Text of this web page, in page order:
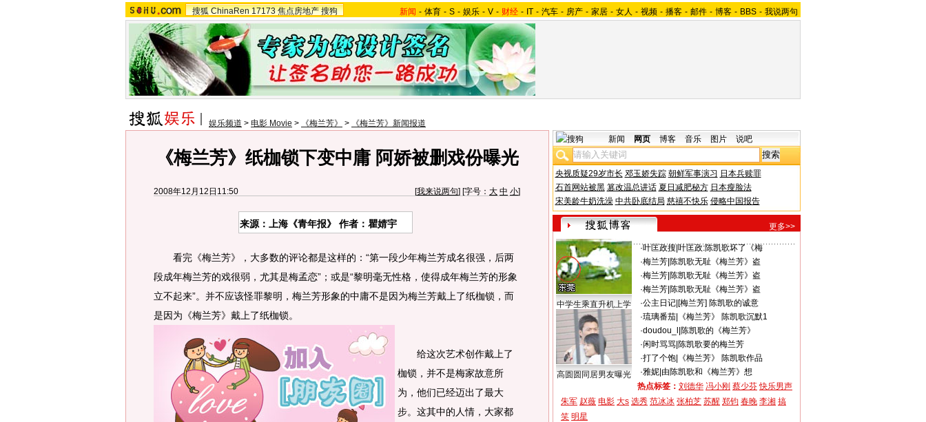
搜狐 ChinaRen 17173 焦点房地产 搜狗 新闻 - 体育 - S - 娱乐 - V - 财经 - IT - 汽车 - 房产 - 家居 - 女人 - 视频 - 播客 - 邮件 - 博客 - BBS - 我说两句
娱乐频道 > 电影 Movie > 《梅兰芳》 > 《梅兰芳》新闻报道
《梅兰芳》纸枷锁下变中庸 阿娇被删戏份曝光
2008年12月12日11:50 [我来说两句] [字号： 大 中 小]
来源：上海《青年报》 作者：瞿婧宇
看完《梅兰芳》，大多数的评论都是这样的：“第一段少年梅兰芳成名很强，后两
段成年梅兰芳的戏很弱，尤其是梅孟恋”；或是“黎明毫无性格，使得成年梅兰芳的形象
立不起来”。并不应该怪罪黎明，梅兰芳形象的中庸不是因为梅兰芳戴上了纸枷锁，而
是因为《梅兰芳》戴上了纸枷锁。
给这次艺术创作戴上了
枷锁，并不是梅家故意所
为，他们已经迈出了最大
步。这其中的人情，大家都
新闻 网页 博客 音乐 图片 说吧
央视质疑29岁市长 邓玉娇失踪 朝鲜军事演习 日本兵赎罪
石首网站被黑 篡改温总讲话 夏日减肥秘方 日本瘦脸法
宋美龄牛奶洗澡 中共卧底结局 慈禧不快乐 侵略中国报告
更多>>
中学生乘直升机上学
高圆圆同居男友曝光
·叶匡政搜 叶匡政:陈凯歌坏了《梅
·梅兰芳| 陈凯歌无耻《梅兰芳》盗
·梅兰芳| 陈凯歌无耻《梅兰芳》盗
·梅兰芳| 陈凯歌无耻《梅兰芳》盗
·公主日记| [梅兰芳] 陈凯歌的诚意
·琉璃番茄|
《梅兰芳》 陈凯歌沉默1
·doudou_l
陈凯歌的《梅兰芳》
·闲时骂骂| 陈凯歌要的梅兰芳
·打了个饱|
《梅兰芳》 陈凯歌作品
·雅妮| 由陈凯歌和《梅兰芳》想
热点标签： 刘德华 冯小刚 蔡少芬 快乐男声
朱军 赵薇 电影 大s 选秀 范冰冰 张柏芝 苏醒 郑钧 春晚 李湘 搞
笑 明星